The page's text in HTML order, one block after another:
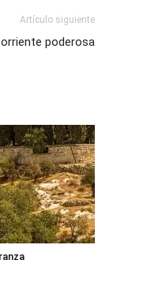
Artículo siguiente
poderosa